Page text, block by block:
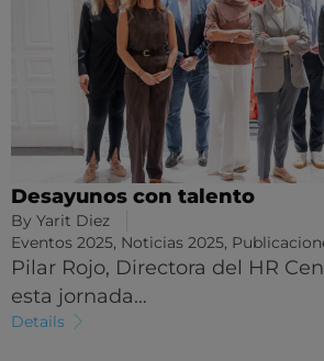
Desayunos con talento
By Yarit Diez
Eventos 2025, Noticias 2025,
Pilar Rojo, Directora del HR
esta jornada…
Details